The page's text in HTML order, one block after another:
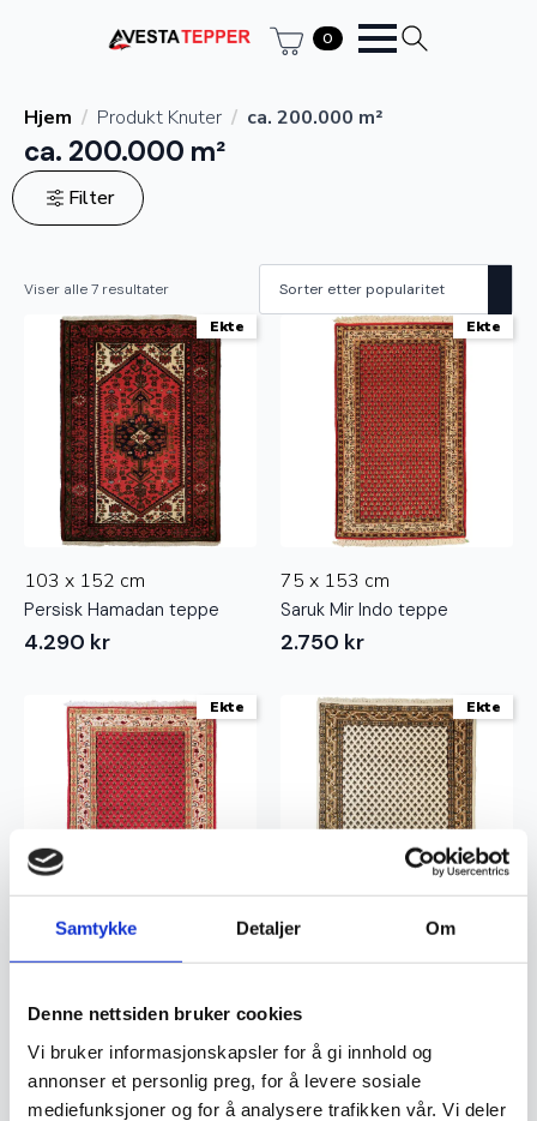
Samtykke Detaljer Om
Denne nettsiden bruker cookies
Vi bruker informasjonskapsler for å gi innhold og
annonser et personlig preg, for å levere sosiale
mediefunksjoner og for å analysere trafikken vår. Vi deler
0
Hjem Produkt Knuter ca. 200.000 m²
ca. 200.000 m²
Filter
Viser alle 7 resultaterSortert
propularitet
Ekte
103 x 152 cm
Persisk Hamadan teppe
4.290 kr
Ekte
75 x 153 cm
Saruk Mir Indo teppe
2.750 kr
Ekte
90 x 161 cm
3.270 kr
Ekte
90 x 165 cm
3.270
Ekte